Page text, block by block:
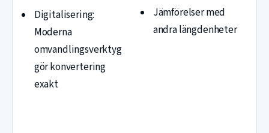
Digitalisering:
Moderna
omvandlingsverktyg
gör konvertering
exakt
Jämförelser med
andra längdenheter